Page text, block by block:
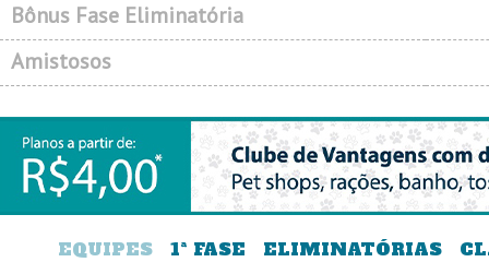
Bônus Fase Eliminatória
Amistosos
EQUIPES 1ª FASE ELIMINATÓRIAS